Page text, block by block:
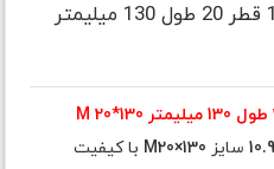
پیچ خشکه نیم دنده 10.9 قطر 20 طول 130 میلیمتر
10.9 سایز M20×130 با کیفیت